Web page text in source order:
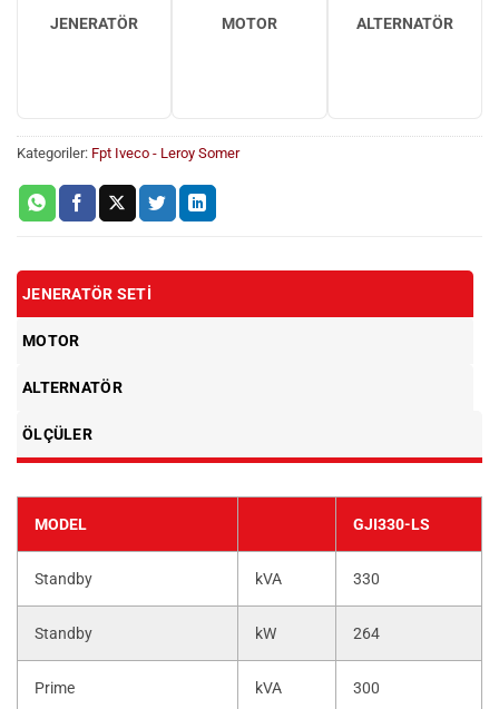
JENERATÖR MOTOR ALTERNATÖR
Kategoriler: Fpt Iveco - Leroy Somer
JENERATÖR SETI
MOTOR
ALTERNATÖR
ÖLÇÜLER
MODEL GJI330-LS
Standby kVA 330
Standby kW 264
Prime kVA 300